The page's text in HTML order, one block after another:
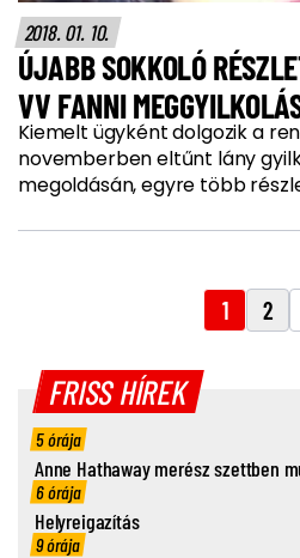
2018. 01. 10.
ÚJABB SOKKOLÓ
VV FANNI
Kiemelt ügyként dolgozik a
novemberben eltűnt lány
megoldásán, egyre több
1 2
FRISS HÍREK
5 órája
Anne Hathaway merész szettben
6 órája
Helyreigazítás
9 órája